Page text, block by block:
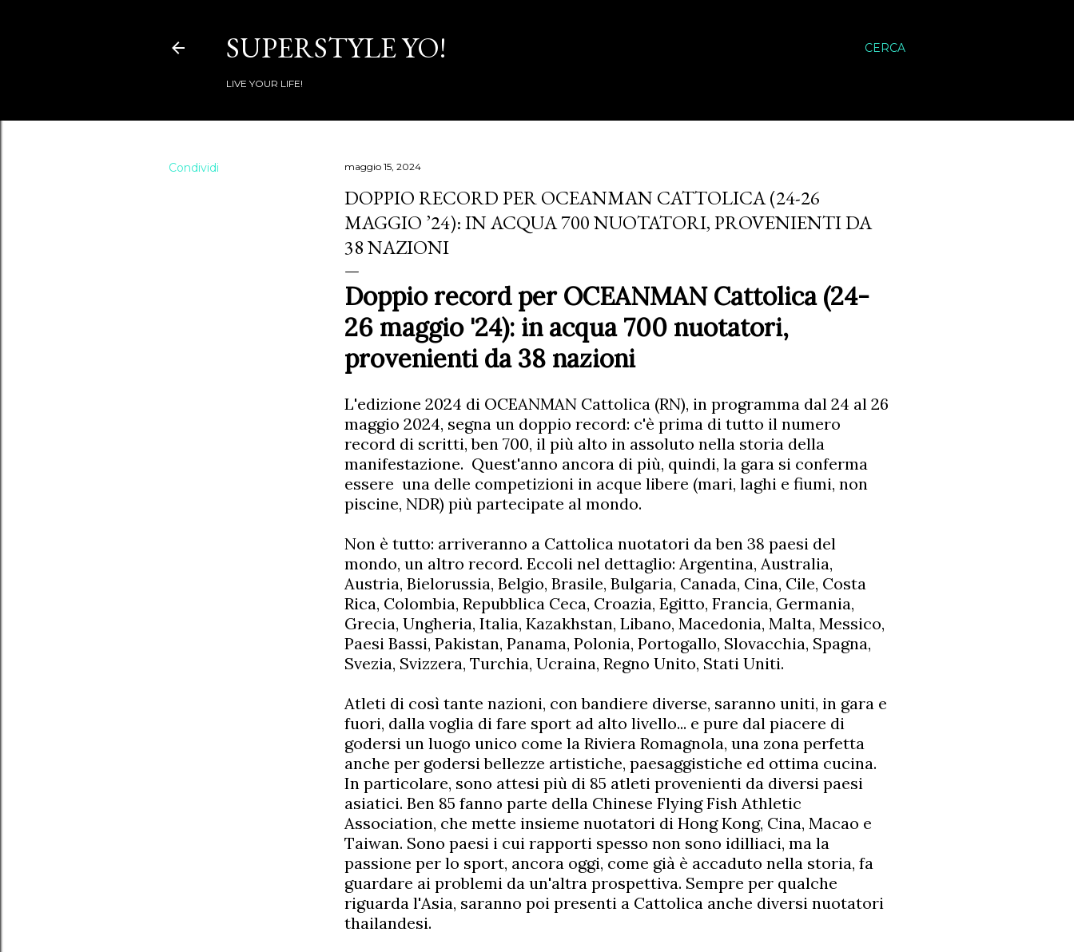
CERCA
SUPERSTYLE YO!
LIVE YOUR LIFE!
Condividi maggio 15, 2024
DOPPIO RECORD PER OCEANMAN CATTOLICA (24-26
MAGGIO ’24): IN ACQUA 700 NUOTATORI, PROVENIENTI DA
38 NAZIONI
Doppio record per OCEANMAN Cattolica (24-
26 maggio '24): in acqua 700 nuotatori,
provenienti da 38 nazioni
L'edizione 2024 di OCEANMAN Cattolica (RN), in programma dal 24 al 26
maggio 2024, segna un doppio record: c'è prima di tutto il numero
record di scritti, ben 700, il più alto in assoluto nella storia della
manifestazione. Quest'anno ancora di più, quindi, la gara si conferma
essere una delle competizioni in acque libere (mari, laghi e fiumi, non
piscine, NDR) più partecipate al mondo.
Non è tutto: arriveranno a Cattolica nuotatori da ben 38 paesi del
mondo, un altro record. Eccoli nel dettaglio: Argentina, Australia,
Austria, Bielorussia, Belgio, Brasile, Bulgaria, Canada, Cina, Cile, Costa
Rica, Colombia, Repubblica Ceca, Croazia, Egitto, Francia, Germania,
Grecia, Ungheria, Italia, Kazakhstan, Libano, Macedonia, Malta, Messico,
Paesi Bassi, Pakistan, Panama, Polonia, Portogallo, Slovacchia, Spagna,
Svezia, Svizzera, Turchia, Ucraina, Regno Unito, Stati Uniti.
Atleti di così tante nazioni, con bandiere diverse, saranno uniti, in gara e
fuori, dalla voglia di fare sport ad alto livello... e pure dal piacere di
godersi un luogo unico come la Riviera Romagnola, una zona perfetta
anche per godersi bellezze artistiche, paesaggistiche ed ottima cucina.
In particolare, sono attesi più di 85 atleti provenienti da diversi paesi
asiatici. Ben 85 fanno parte della Chinese Flying Fish Athletic
Association, che mette insieme nuotatori di Hong Kong, Cina, Macao e
Taiwan. Sono paesi i cui rapporti spesso non sono idilliaci, ma la
passione per lo sport, ancora oggi, come già è accaduto nella storia, fa
guardare ai problemi da un'altra prospettiva. Sempre per qualche
riguarda l'Asia, saranno poi presenti a Cattolica anche diversi nuotatori
thailandesi.